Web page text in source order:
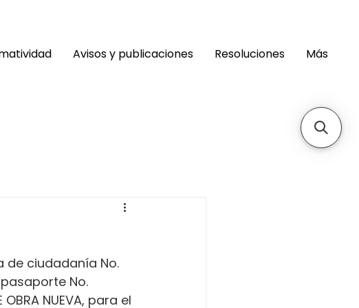
Avisos y publicaciones Resoluciones Más
de ciudadanía No.
pasaporte No.
OBRA NUEVA, para el